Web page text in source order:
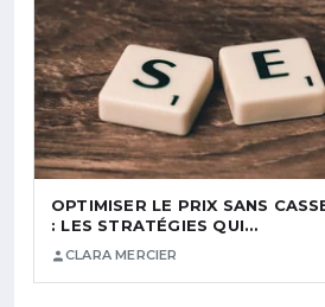
OPTIMISER LE PRIX SANS
: LES STRATÉGIES QUI…
CLARA MERCIER